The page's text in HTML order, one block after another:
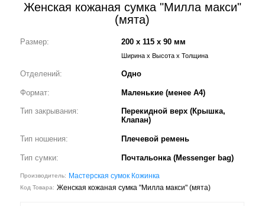
Женская кожаная сумка "Милла макси"
(мята)
Размер: 200 x 115 x 90 мм
Ширина x Высота x Толщина
Отделений: Одно
Формат: Маленькие (менее А4)
Тип закрывания:
Перекидной верх (Крышка,
Клапан)
Тип ношения: Плечевой ремень
Тип сумки: Почтальонка (Messenger bag)
Производитель: Мастерская сумок Кожинка
Код Товара: Женская кожаная сумка "Милла макси" (мята)